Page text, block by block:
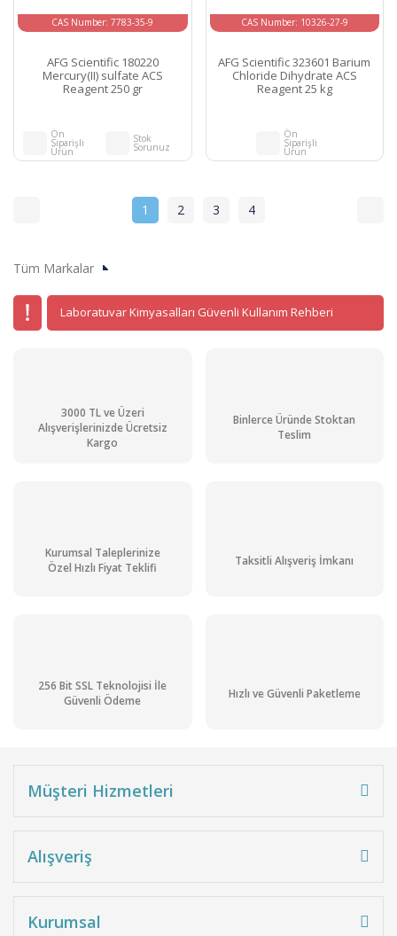
CAS Number: 7783-35-9
AFG Scientific 180220
Mercury(II) sulfate ACS
Reagent 250 gr
Ön
Siparişli
Ürün
Stok
Sorunuz
CAS Number: 10326-27-9
AFG Scientific 323601 Barium
Chloride Dihydrate ACS
Reagent 25 kg
Ön
Siparişli
Ürün
1 2 3 4
Tüm Markalar
Laboratuvar Kimyasalları Güvenli Kullanım Rehberi
3000 TL ve Üzeri
Alışverişlerinizde Ücretsiz
Kargo
Binlerce Üründe Stoktan
Teslim
Kurumsal Taleplerinize
Özel Hızlı Fiyat Teklifi
Taksitli Alışveriş İmkanı
256 Bit SSL Teknolojisi İle
Güvenli Ödeme
Hızlı ve Güvenli Paketleme
Müşteri Hizmetleri
Alışveriş
Kurumsal